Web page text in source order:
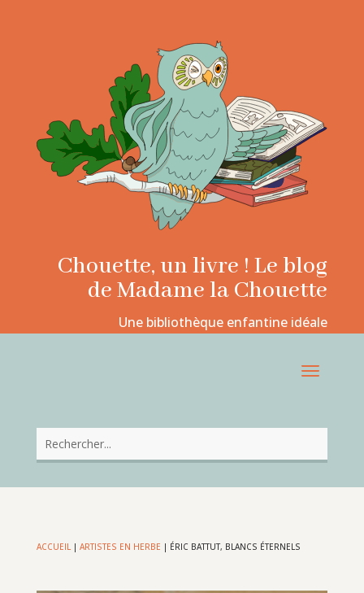
Chouette, un livre ! Le blog
de Madame la Chouette
Une bibliothèque enfantine idéale
ACCUEIL| ARTISTES EN HERBE | ÉRIC BATTUT, BLANCS ÉTERNELS